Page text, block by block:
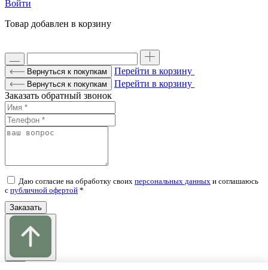
Войти
Товар добавлен в корзину
Вернуться к покупкам Перейти в корзину
Вернуться к покупкам
Перейти в корзину
Заказать обратный звонок
Даю согласие на обработку своих персональных данных и соглашаюсь
c публичной офертой *
Заказать